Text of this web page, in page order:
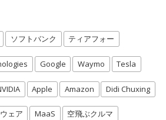
ソフトバンク ティアフォー
Google Waymo Tesla
Apple Amazon Didi Chuxing
ェア MaaS 空飛ぶクルマ